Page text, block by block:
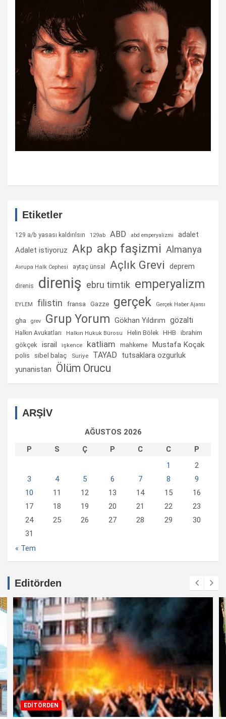
Etiketler
129 a/b yasası kaldırılsın 129ab ABD abd emperyalizmi adalet
Adalet istiyoruz Akp akp faşizmi Almanya
Avrupa Halk Cephesi aytaç ünsal Açlık Grevi deprem
direnis direniş ebru timtik emperyalizm
EYLEM filistin fransa Gazze gerçek Gerçek Haber Ajansı
gha grev Grup Yorum Gökhan Yıldırım gözaltı
Halkın Avukatları Halkın Hukuk Bürosu Helin Bölek HHB
ibrahim
gökçek
israil işkence katliam mahkeme Mustafa Koçak
polis sibel balaç Suriye TAYAD
tutsaklara ozgurluk
yunanistan
Ölüm Orucu
ARŞİV
AĞUSTOS 2026
P
S Ç P C C
P
1
2
3
4 5 6 7 8
9
10
11 12 13 14 15
16
17
18 19 20 21 22
23
24
25 26 27 28 29
30
31
« Tem
Editörden
EDİTÖRDEN